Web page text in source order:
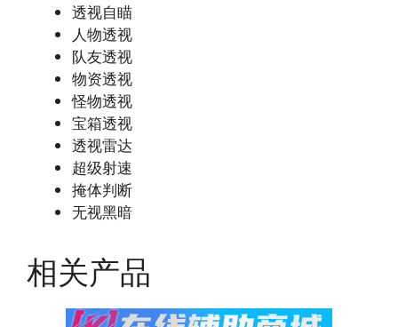
透视自瞄
人物透视
队友透视
物资透视
怪物透视
宝箱透视
透视雷达
超级射速
掩体判断
无视黑暗
相关产品